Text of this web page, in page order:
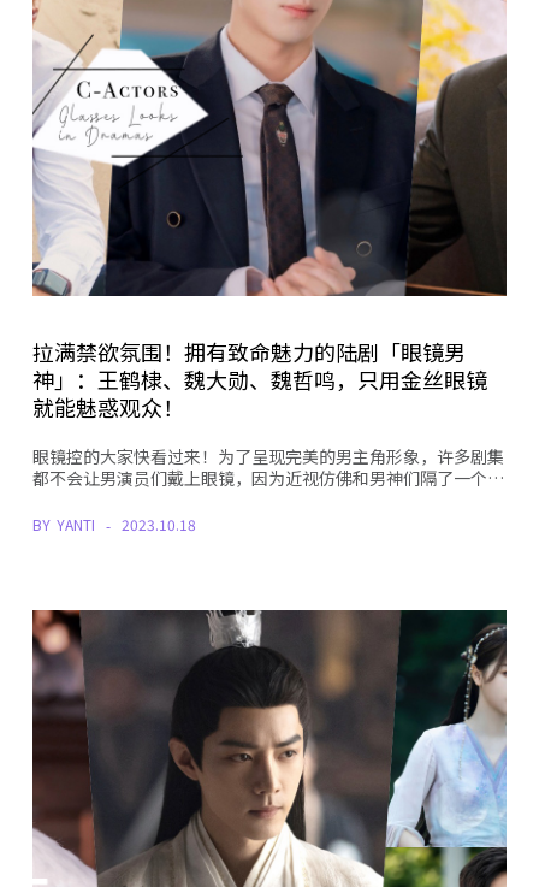
拉满禁欲氛围！拥有致命魅力的陆剧「眼镜男
神」：王鹤棣、魏大勋、魏哲鸣，只用金丝眼镜
就能魅惑观众！
眼镜控的大家快看过来！为了呈现完美的男主角形象，许多剧集
都不会让男演员们戴上眼镜，因为近视仿佛和男神们隔了一个…
BY YANTI 2023.10.18